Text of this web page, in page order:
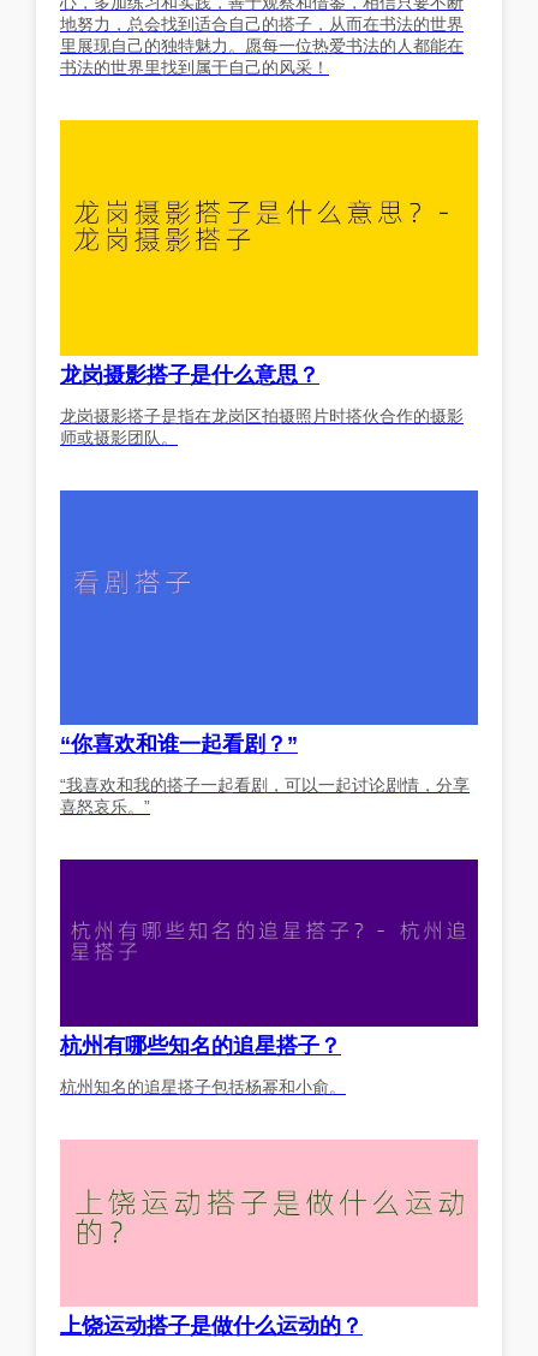
地努力，总会找到适合自己的搭子，从而在书法的世界
里展现自己的独特魅力。愿每一位热爱书法的人都能在
书法的世界里找到属于自己的风采！
龙岗摄影搭子是什么意思？
龙岗摄影搭子是指在龙岗区拍摄照片时搭伙合作的摄影
师或摄影团队。
“你喜欢和谁一起看剧？”
“我喜欢和我的搭子一起看剧，可以一起讨论剧情，分享
喜怒哀乐。”
杭州有哪些知名的追星搭子？
杭州知名的追星搭子包括杨幂和小俞。
上饶运动搭子是做什么运动的？